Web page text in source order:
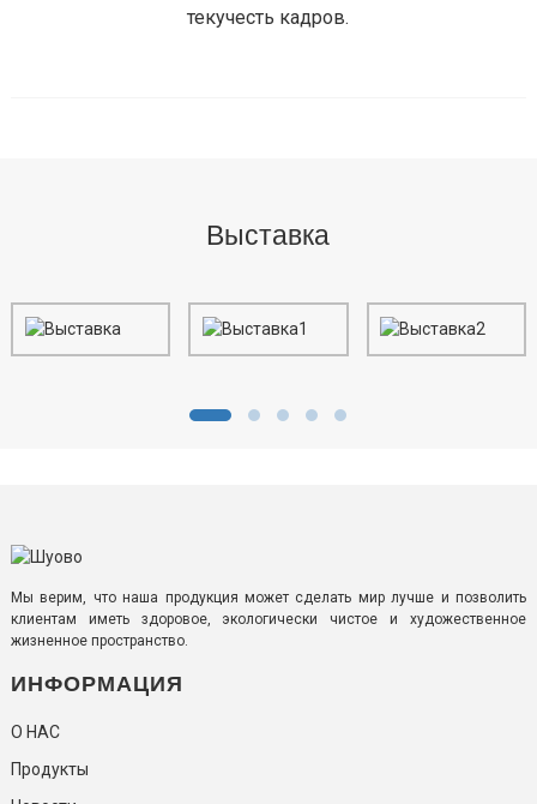
текучесть кадров.
Выставка
Мы верим, что наша продукция может сделать мир лучше и позволить
клиентам иметь здоровое, экологически чистое и художественное
жизненное пространство.
ИНФОРМАЦИЯ
О НАС
Продукты